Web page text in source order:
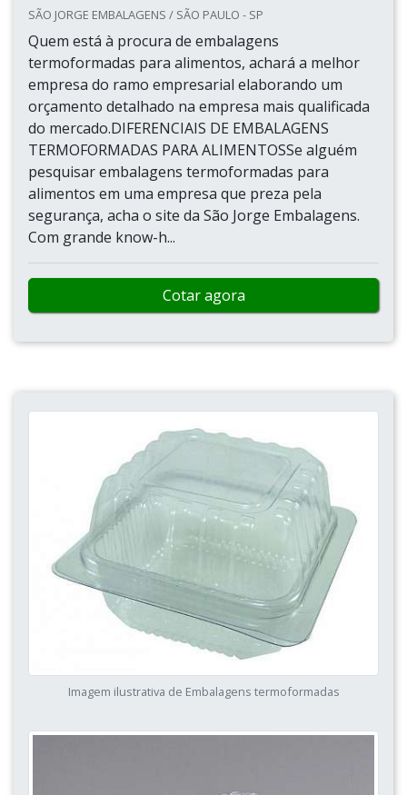
SÃO JORGE EMBALAGENS / SÃO PAULO - SP
Quem está à procura de embalagens
termoformadas para alimentos, achará a melhor
empresa do ramo empresarial elaborando um
orçamento detalhado na empresa mais qualificada
do mercado.DIFERENCIAIS DE EMBALAGENS
TERMOFORMADAS PARA ALIMENTOSSe alguém
pesquisar embalagens termoformadas para
alimentos em uma empresa que preza pela
segurança, acha o site da São Jorge Embalagens.
Com grande know-h...
Cotar agora
Imagem ilustrativa de Embalagens termoformadas